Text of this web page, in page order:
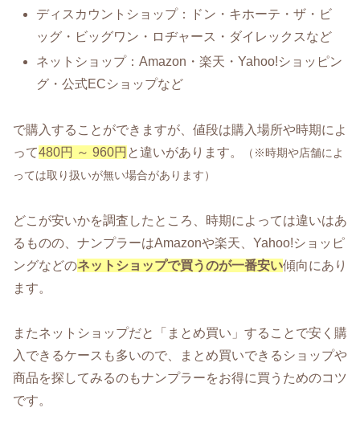
ディスカウントショップ：ドン・キホーテ・ザ・ビ
ッグ・ビッグワン・ロヂャース・ダイレックスなど
ネットショップ：Amazon・楽天・Yahoo!ショッピン
グ・公式ECショップなど
で購入することができますが、値段は購入場所や時期によ
って480円 ～ 960円 と違いがあります。
（※時期や店舗によ
っては取り扱いが無い場合があります）
どこが安いかを調査したところ、時期によっては違いはあ
るものの、ナンプラーはAmazonや楽天、Yahoo!ショッピ
ングなどのネットショップで買うのが一番安い傾向にあり
ます。
またネットショップだと「まとめ買い」することで安く購
入できるケースも多いので、まとめ買いできるショップや
商品を探してみるのもナンプラーをお得に買うためのコツ
です。